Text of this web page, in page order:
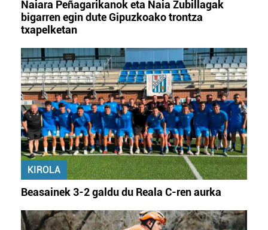
Naiara Peñagarikanok eta Naia Zubillagak
bigarren egin dute Gipuzkoako trontza
txapelketan
KIROLA
Beasainek 3-2 galdu du Reala C-ren aurka